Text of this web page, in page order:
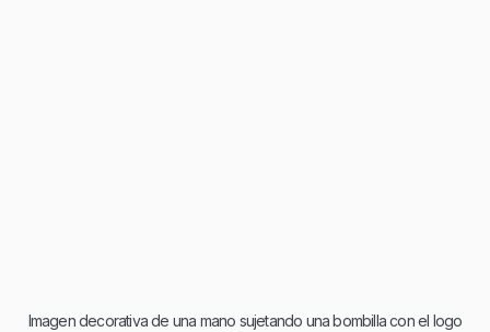
Imagen decorativa de una mano sujetando una bombilla con el logo